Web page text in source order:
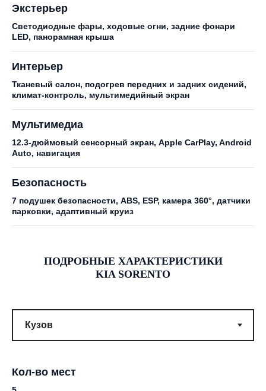
Экстерьер
Светодиодные фары, ходовые огни, задние фонари
LED, панорамная крыша
Интерьер
Тканевый салон, подогрев передних и задних сидений,
климат-контроль, мультимедийный экран
Мультимедиа
12.3-дюймовый сенсорный экран, Apple CarPlay, Android
Auto, навигация
Безопасность
7 подушек безопасности, ABS, ESP, камера 360°, датчики
парковки, адаптивный круиз
ПОДРОБНЫЕ ХАРАКТЕРИСТИКИ
KIA SORENTO
Кол-во мест